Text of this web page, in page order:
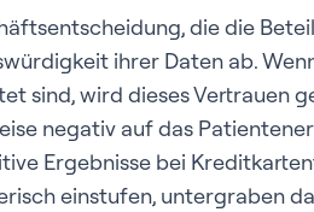
die die
ihrer Daten ab.
sind, wird dieses Vertrauen
negativ auf das
Ergebnisse bei
einstufen, untergraben